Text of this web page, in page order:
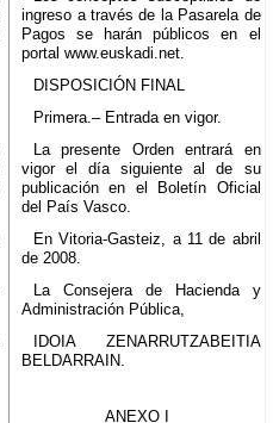
ingreso a través de la Pasarela de
Pagos se harán públicos en el
portal www.euskadi.net.
DISPOSICIÓN FINAL
Primera.– Entrada en vigor.
La presente Orden entrará en
vigor el día siguiente al de su
publicación en el Boletín Oficial
del País Vasco.
En Vitoria-Gasteiz, a 11 de abril
de 2008.
La Consejera de Hacienda y
Administración Pública,
IDOIA ZENARRUTZABEITIA
BELDARRAIN.
ANEXO I